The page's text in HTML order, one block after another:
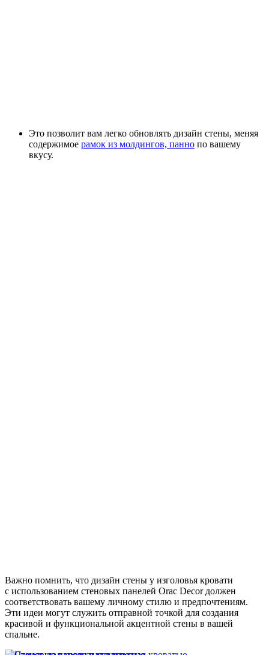
Это позволит вам легко обновлять дизайн стены, меняя
содержимое рамок из молдингов, панно по вашему
вкусу.
Важно помнить, что дизайн стены у изголовья кровати
с использованием стеновых панелей Orac Decor должен
соответствовать вашему личному стилю и предпочтениям.
Эти идеи могут служить отправной точкой для создания
красивой и функциональной акцентной стены в вашей
спальне.